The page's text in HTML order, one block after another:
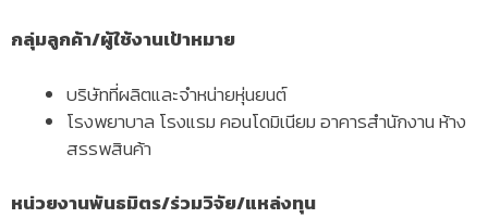
กลุ่มลูกค้า/ผู้ใช้งานเป้าหมาย
บริษัทที่ผลิตและจำหน่ายหุ่นยนต์
โรงพยาบาล โรงแรม คอนโดมิเนียม อาคารสำนักงาน ห้าง
สรรพสินค้า
หน่วยงานพันธมิตร/ร่วมวิจัย/แหล่งทุน